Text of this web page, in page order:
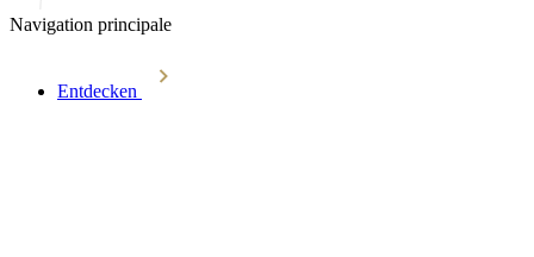
Navigation principale
Entdecken